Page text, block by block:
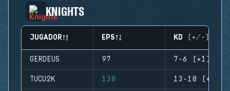
KNIGHTS
JUGADOR EPS KD (+/-)
GERDEUS 97 7-6 (+1)
TUCU2K 130 13-10 (+3)